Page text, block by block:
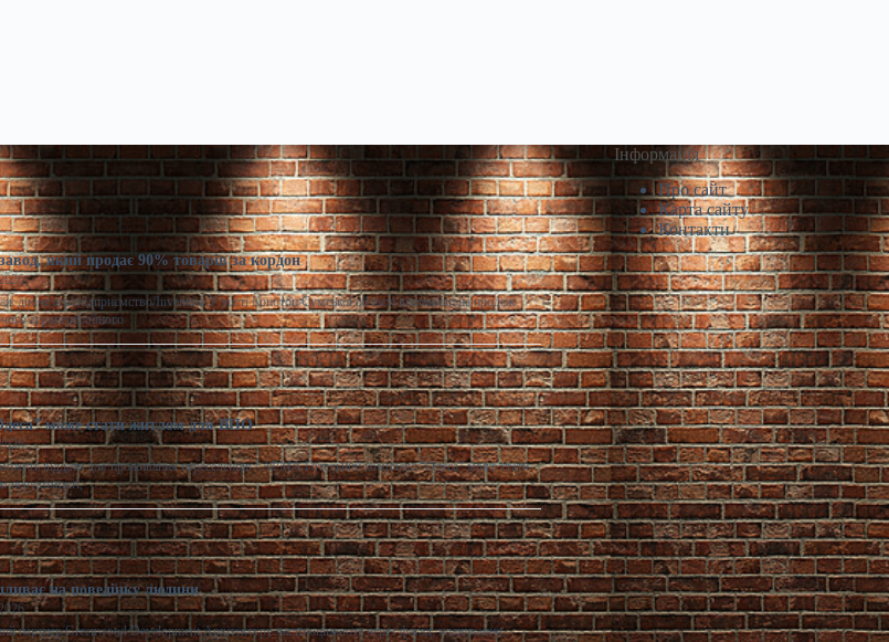
який продає 90% товарів за кордон
діюче агропідприємство/Inventure У місті Конотоп Сумської області виставили на продаж
агропереробного
може стати житлом для ВПО
віддати для проживання переселенців / АРМА Готельний комплекс “Одеса” може стати
нерухомості,
на поведінку людини
партнер Greenwood Development Архітектуру часто оцінюють через фасад, планування,
Інформація
Про сайт
Карта сайту
Контакти